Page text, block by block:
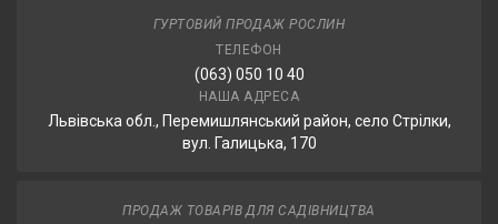
ГУРТОВИЙ ПРОДАЖ РОСЛИН
ТЕЛЕФОН
(063) 050 10 40
НАША АДРЕСА
Львівська обл., Перемишлянський район, село Стрілки,
вул. Галицька, 170
ПРОДАЖ ТОВАРІВ ДЛЯ САДІВНИЦТВА